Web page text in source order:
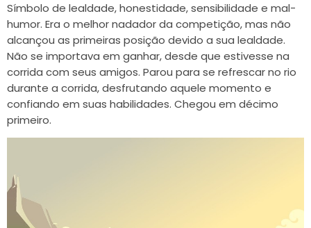
Símbolo de lealdade, honestidade, sensibilidade e mal-
humor. Era o melhor nadador da competição, mas não
alcançou as primeiras posição devido a sua lealdade.
Não se importava em ganhar, desde que estivesse na
corrida com seus amigos. Parou para se refrescar no rio
durante a corrida, desfrutando aquele momento e
confiando em suas habilidades. Chegou em décimo
primeiro.